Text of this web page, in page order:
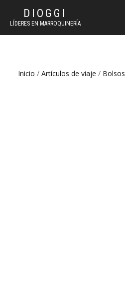
DIOGGI
LÍDERES EN MARROQUINERÍA
Inicio / Artículos de viaje / Bolsos